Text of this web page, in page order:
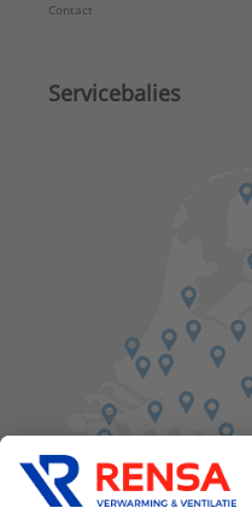
Contact
Servicebalies